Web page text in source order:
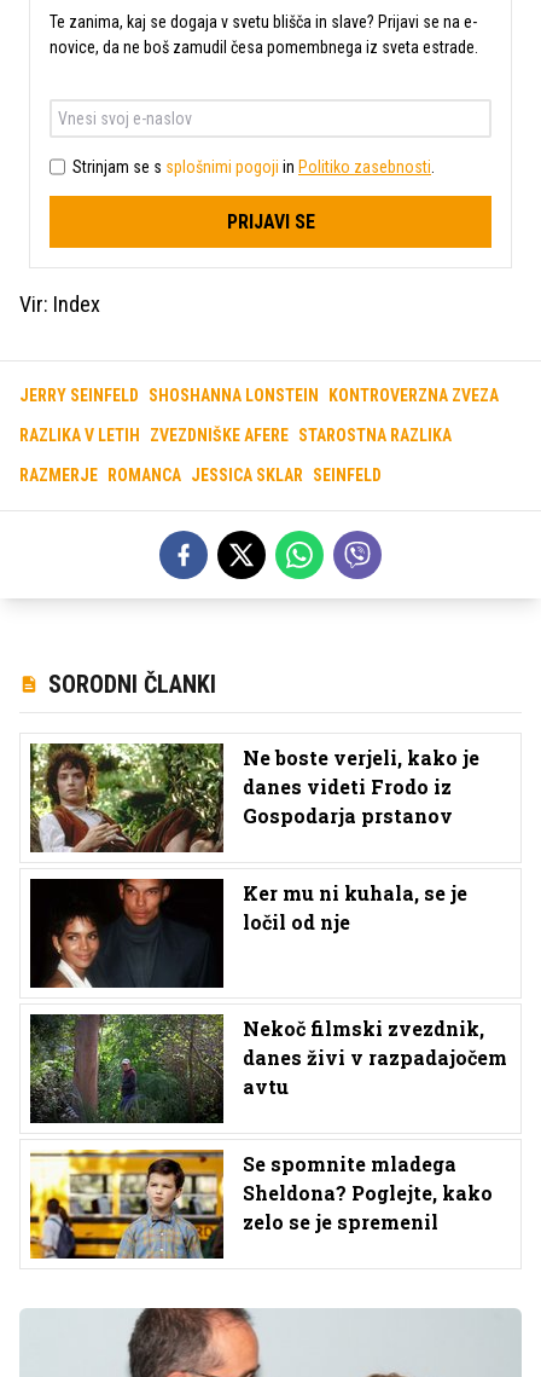
Te zanima, kaj se dogaja v svetu blišča in slave? Prijavi se na e-
novice, da ne boš zamudil česa pomembnega iz sveta estrade.
Strinjam se s splošnimi pogoji in Politiko zasebnosti
PRIJAVI SE
Vir: Index
JERRY SEINFELD SHOSHANNA LONSTEIN KONTROVERZNA ZVEZA
RAZLIKA V LETIH ZVEZDNIŠKE AFERE STAROSTNA RAZLIKA
RAZMERJE ROMANCA JESSICA SKLAR SEINFELD
SORODNI ČLANKI
Ne boste verjeli, kako je
danes videti Frodo iz
Gospodarja prstanov
Ker mu ni kuhala, se je
ločil od nje
Nekoč filmski zvezdnik,
danes živi v razpadajočem
avtu
Se spomnite mladega
Sheldona? Poglejte, kako
zelo se je spremenil